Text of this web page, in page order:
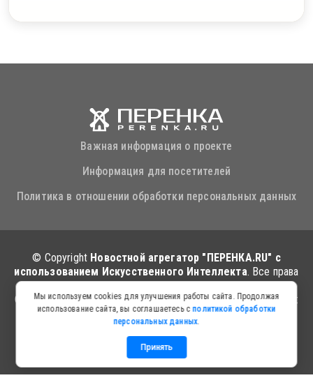
Важная информация о проекте
Информация для посетителей
Политика в отношении обработки персональных данных
© Copyright Новостной агрегатор "ПЕРЕНКА.RU" с
использованием Искусственного Интеллекта. Все права
защищены
Сервис работает на платформе Искусственного Интеллекта:
zerro-ai.ru
Мы используем cookies для улучшения работы сайта. Продолжая
использование сайта, вы соглашаетесь сполитикой обработки
персональных данных.
Принять